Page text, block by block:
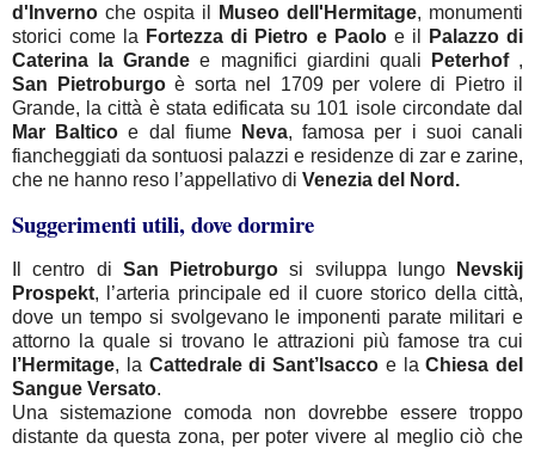
d'Inverno che ospita il Museo dell'Hermitage, monumenti
storici come la Fortezza di Pietro e Paolo e il
Palazzo di
Caterina la Grande e magnifici giardini quali Peterhof,
San Pietroburgoè sorta nel 1709 per volere di Pietro il
Grande, la città è stata edificata su 101 isole circondate dal
Mar Baltico e dal fiume Neva, famosa per i suoi canali
fiancheggiati da sontuosi palazzi e residenze di zar e zarine,
che ne hanno reso l’appellativo di Venezia del Nord.
Suggerimenti utili, dove dormire
Il centro di San Pietroburgo si sviluppa lungo
Nevskij
Prospekt, l’arteria principale ed il cuore storico della città,
dove un tempo si svolgevano le imponenti parate militari e
attorno la quale si trovano le attrazioni più famose tra cui
l’Hermitage, la Cattedrale di Sant’Isacco e laChiesa del
Sangue Versato.
Una sistemazione comoda non dovrebbe essere troppo
distante da questa zona, per poter vivere al meglio ciò che